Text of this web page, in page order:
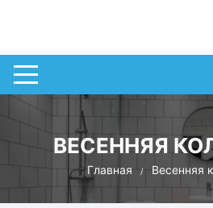
ВЕСЕННЯЯ
Главная Весенняя